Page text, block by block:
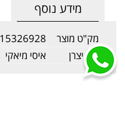
מידע נוסף
מק"ט מוצר
שם יצרן
איסי מיאקי